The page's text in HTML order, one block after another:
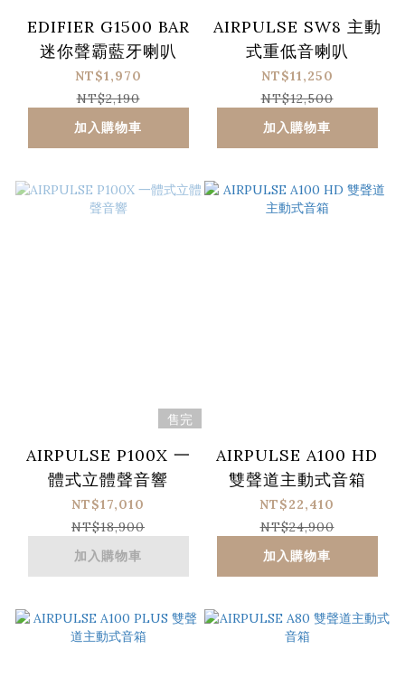
EDIFIER G1500 BAR
迷你聲霸藍牙喇叭
NT$1,970
NT$2,190
加入購物車
AIRPULSE SW8 主動
式重低音喇叭
NT$11,250
NT$12,500
加入購物車
售完
AIRPULSE P100X 一
體式立體聲音響
NT$17,010
NT$18,900
加入購物車
AIRPULSE A100 HD
雙聲道主動式音箱
NT$22,410
NT$24,900
加入購物車